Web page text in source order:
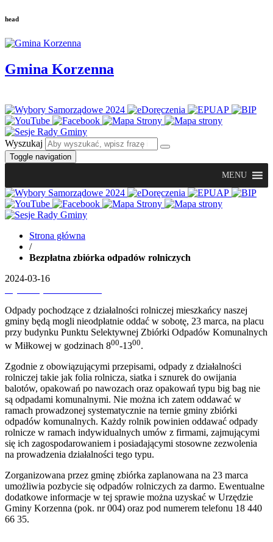
head
Gmina Korzenna
Wyszukaj
Toggle navigation
MENU
Strona główna
/
Bezpłatna zbiórka odpadów rolniczych
2024-03-16
Odpady pochodzące z działalności rolniczej mieszkańcy naszej
gminy będą mogli nieodpłatnie oddać w sobotę, 23 marca, na placu
przy budynku Punktu Selektywnej Zbiórki Odpadów Komunalnych
w Miłkowej w godzinach 800-1300.
Zgodnie z obowiązującymi przepisami, odpady z działalności
rolniczej takie jak folia rolnicza, siatka i sznurek do owijania
balotów, opakowań po nawozach oraz opakowań typu big bag nie
są odpadami komunalnymi. Nie można ich zatem oddawać w
ramach prowadzonej systematycznie na ternie gminy zbiórki
odpadów komunalnych. Każdy rolnik powinien oddawać odpady
rolnicze w ramach indywidualnych umów z firmami, zajmującymi
się ich zagospodarowaniem i posiadającymi stosowne zezwolenia
na prowadzenia działalności tego typu.
Zorganizowana przez gminę zbiórka zaplanowana na 23 marca
umożliwia pozbycie się odpadów rolniczych za darmo. Ewentualne
dodatkowe informacje w tej sprawie można uzyskać w Urzędzie
Gminy Korzenna (pok. nr 004) oraz pod numerem telefonu 18 440
66 35.